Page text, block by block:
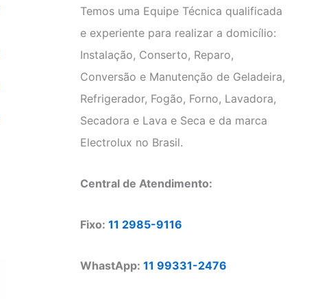
Temos uma Equipe Técnica qualificada
e experiente para realizar a domicílio:
Instalação, Conserto, Reparo,
Conversão e Manutenção de Geladeira,
Refrigerador, Fogão, Forno, Lavadora,
Secadora e Lava e Seca e da marca
Electrolux no Brasil.
Central de Atendimento:
Fixo: 11 2985-9116
WhastApp: 11 99331-2476